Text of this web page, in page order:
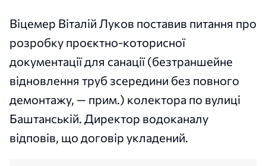
Віцемер Віталій Луков поставив питання про
розробку проєктно-которисної
документації для санації (безтраншейне
відновлення труб зсередини без повного
демонтажу, — прим.) колектора по вулиці
Баштанській. Директор водоканалу
відповів, що договір укладений.